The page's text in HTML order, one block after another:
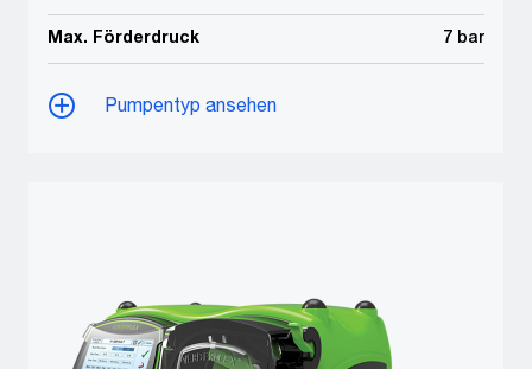
Max. Förderdruck 7 bar
Pumpentyp ansehen